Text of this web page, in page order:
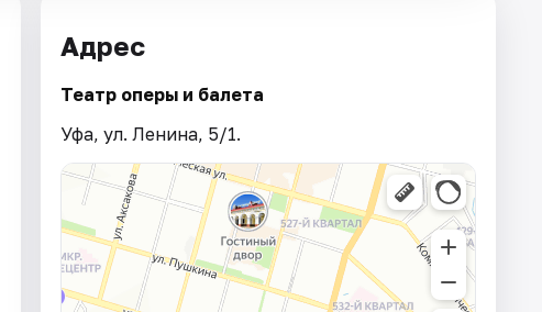
Адрес
Театр оперы и балета
Уфа, ул. Ленина, 5/1.